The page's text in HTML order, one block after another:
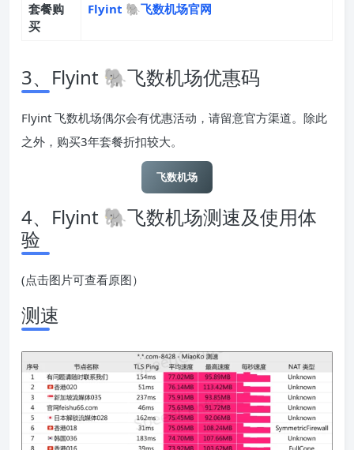
套餐购
买
Flyint 🐘飞数机场官网
3、Flyint 🐘飞数机场优惠码
Flyint 飞数机场偶尔会有优惠活动，请留意官方渠道。除此
之外，购买3年套餐折扣较大。
飞数机场
4、Flyint 🐘飞数机场测速及使用体
验
(点击图片可查看原图）
测速